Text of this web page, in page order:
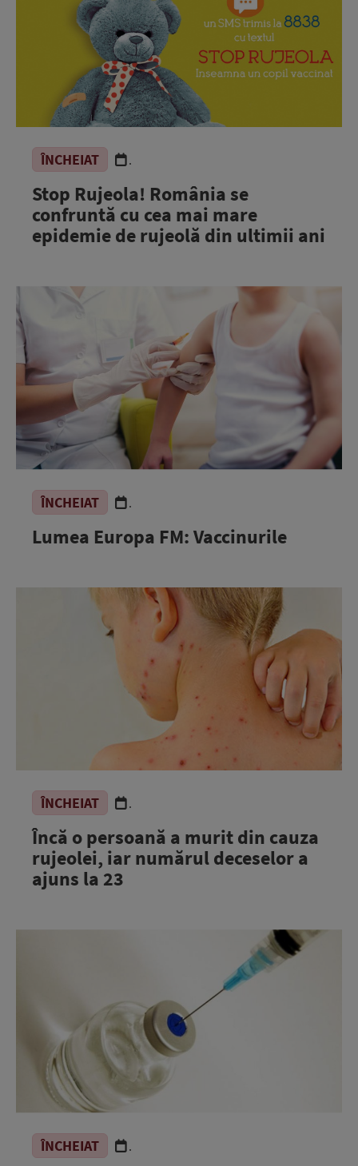
ÎNCHEIAT .
Stop Rujeola! România se
confruntă cu cea mai mare
epidemie de rujeolă din ultimii ani
ÎNCHEIAT .
Lumea Europa FM: Vaccinurile
ÎNCHEIAT .
Încă o persoană a murit din cauza
rujeolei, iar numărul deceselor a
ajuns la 23
ÎNCHEIAT .